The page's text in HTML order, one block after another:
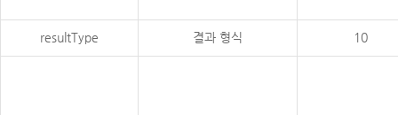
resultType 결과 형식 10